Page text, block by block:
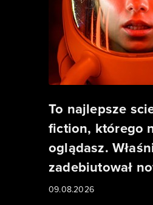
To najlepsze
fiction, którego
oglądasz.
zadebiutował
09.08.2026